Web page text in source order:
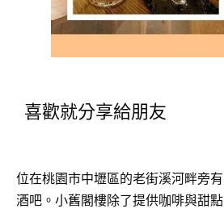
喜歡就分享給朋友
位在桃園市中壢區的老街溪河畔旁
酒吧。小舊閣樓除了提供咖啡與甜